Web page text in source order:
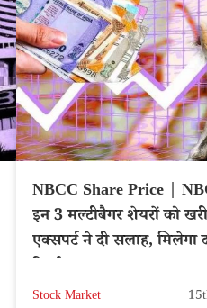
NBCC Share Price |
इन 3 मल्टीबैगर शेयरों को
एक्सपर्ट ने दी सलाह, मिलेगा
Stock Market